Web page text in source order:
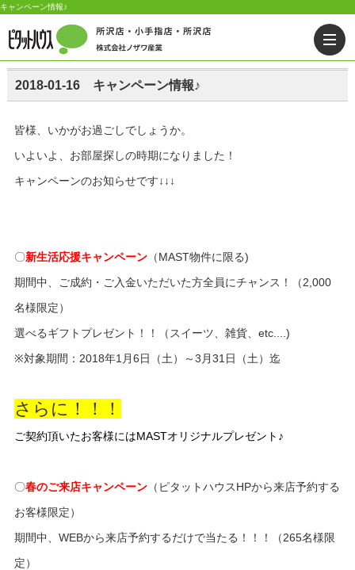
キャンペーン情報♪
2018-01-16 キャンペーン情報♪
皆様、いかがお過ごしでしょうか。
いよいよ、お部屋探しの時期になりました！
キャンペーンのお知らせです↓↓↓
〇新生活応援キャンペーン（MAST物件に限る)
期間中、ご成約・ご入金いただいた方全員にチャンス！（2,000
名様限定）
選べるギフトプレゼント！！（スイーツ、雑貨、etc....)
※対象期間：2018年1月6日（土）～3月31日（土）迄
さらに！！！
ご契約頂いたお客様にはMASTオリジナルプレゼント♪
〇春のご来店キャンペーン（ピタットハウスHPから来店予約する
お客様限定）
期間中、WEBから来店予約するだけで当たる！！！（265名様限
定）